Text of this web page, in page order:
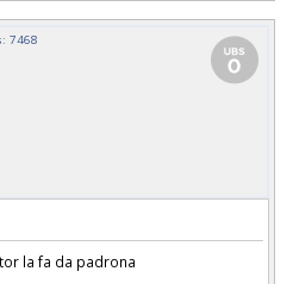
7468
la fa da padrona